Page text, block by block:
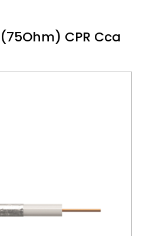
CPR Cca